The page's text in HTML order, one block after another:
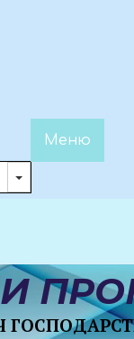
Меню